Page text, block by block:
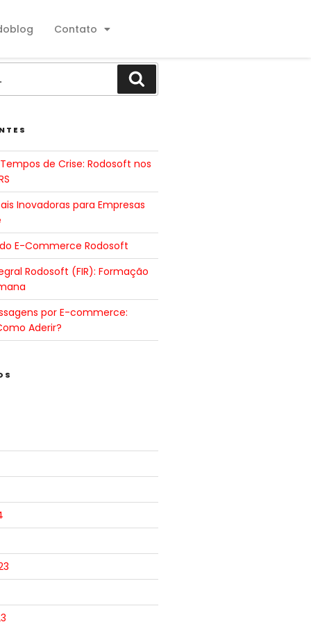
Contato
de Crise: Rodosoft nos
Inovadoras para Empresas
E-Commerce Rodosoft
Rodosoft (FIR): Formação
por E-commerce:
Aderir?